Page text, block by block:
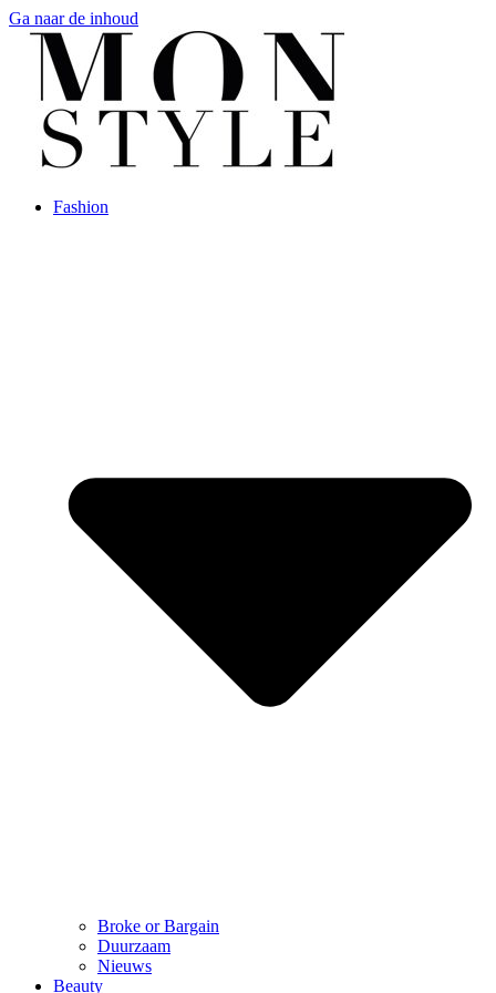
Ga naar de inhoud
Fashion
Broke or Bargain
Duurzaam
Nieuws
Beauty